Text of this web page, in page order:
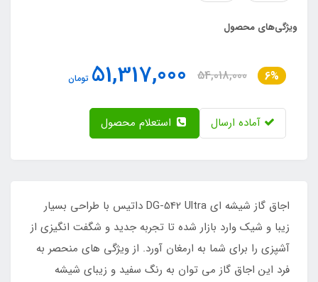
ویژگی‌های محصول
6%
54,018,000
51,317,000 تومان
آماده ارسال
اجاق گاز شیشه ای DG-542 Ultra داتیس با طراحی بسیار
زیبا و شیک وارد بازار شده تا تجربه جدید و شگفت انگیزی از
آشپزی را برای شما به ارمغان آورد. از ویژگی های منحصر به
فرد این اجاق گاز می توان به رنگ سفید و زیبای شیشه